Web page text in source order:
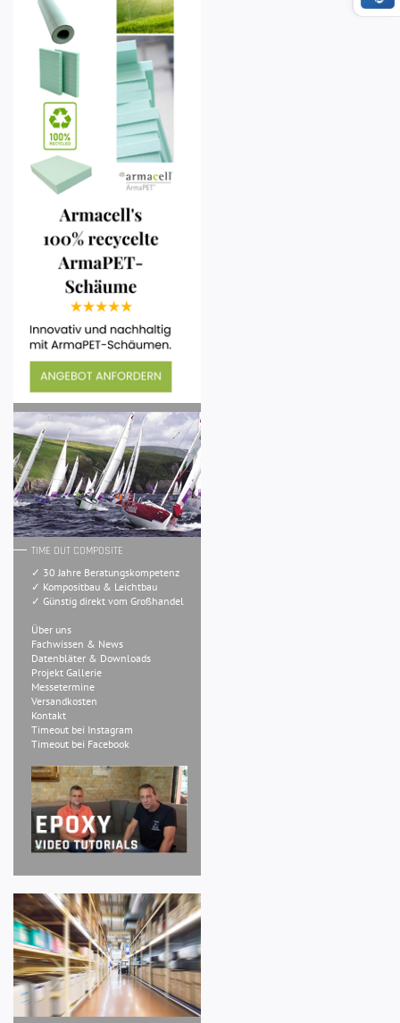
TIME OUT COMPOSITE
✓ 30 Jahre Beratungskompetenz
✓ Kompositbau & Leichtbau
✓ Günstig direkt vom Großhandel
Über uns
Fachwissen & News
Datenbläter & Downloads
Projekt Gallerie
Messetermine
Versandkosten
Kontakt
Timeout bei Instagram
Timeout bei Facebook